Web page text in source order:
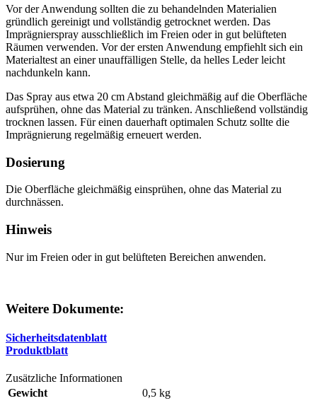
Vor der Anwendung sollten die zu behandelnden Materialien
gründlich gereinigt und vollständig getrocknet werden. Das
Imprägnierspray ausschließlich im Freien oder in gut belüfteten
Räumen verwenden. Vor der ersten Anwendung empfiehlt sich ein
Materialtest an einer unauffälligen Stelle, da helles Leder leicht
nachdunkeln kann.
Das Spray aus etwa 20 cm Abstand gleichmäßig auf die Oberfläche
aufsprühen, ohne das Material zu tränken. Anschließend vollständig
trocknen lassen. Für einen dauerhaft optimalen Schutz sollte die
Imprägnierung regelmäßig erneuert werden.
Dosierung
Die Oberfläche gleichmäßig einsprühen, ohne das Material zu
durchnässen.
Hinweis
Nur im Freien oder in gut belüfteten Bereichen anwenden.
Weitere Dokumente:
Sicherheitsdatenblatt
Produktblatt
Zusätzliche Informationen
Gewicht
0,5 kg